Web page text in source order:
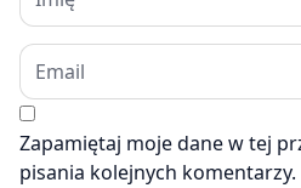
Zapamiętaj moje dane w tej
pisania kolejnych komentarzy.